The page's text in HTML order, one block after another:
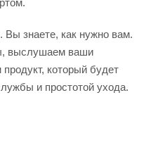
знаете, как нужно вам.
выслушаем ваши
который будет
и простотой ухода.